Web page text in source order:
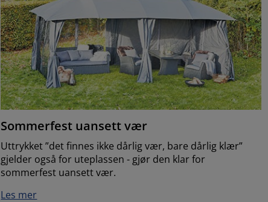
Sommerfest uansett vær
Uttrykket ”det finnes ikke dårlig vær, bare dårlig klær”
gjelder også for uteplassen - gjør den klar for
sommerfest uansett vær.
Les mer